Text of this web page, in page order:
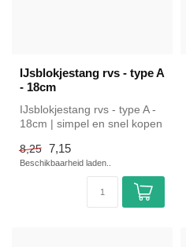
IJsblokjestang rvs - type A
- 18cm
IJsblokjestang rvs - type A -
18cm | simpel en snel kopen
8,25 7,15
Beschikbaarheid laden..